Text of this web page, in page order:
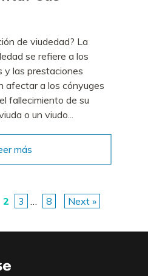
de viudedad? La
se refiere a los
y las prestaciones
afectar a los cónyuges
fallecimiento de su
o un viudo...
más
2 3 … 8 Next »